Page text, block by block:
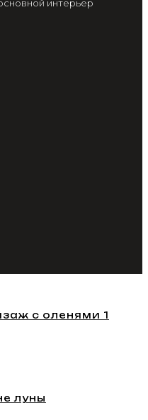
интерьер
с оленями 1
луны